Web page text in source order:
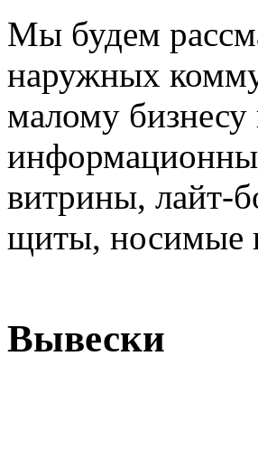
Мы будем
наружных
малому
витрины, лайт-
щиты, носимые
Вывески